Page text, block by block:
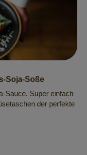
Soja-Soße
Sauce. Super einfach
der perfekte